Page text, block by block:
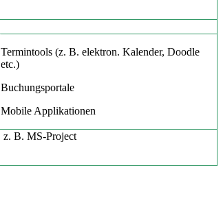
Termintools (z. B. elektron. Kalender, Doodle
etc.)
Buchungsportale
Mobile Applikationen
z. B. MS-Project